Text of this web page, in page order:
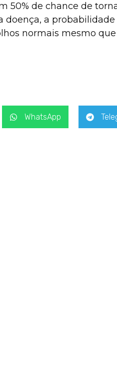
50% de chance de
doença, a probabilidade
normais mesmo que
WhatsApp